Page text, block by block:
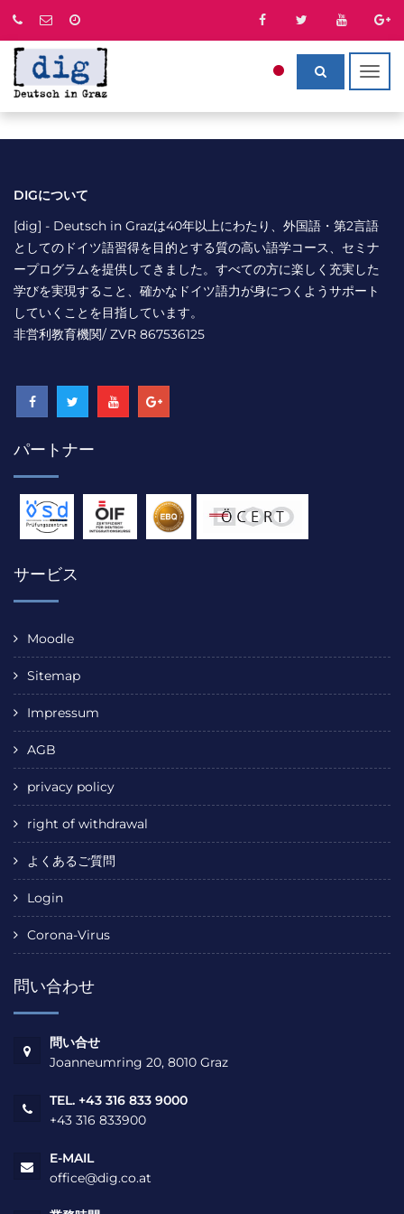
DIGについて
[dig] - Deutsch in Grazは40年以上にわたり、外国語・第2言語
としてのドイツ語習得を目的とする質の高い語学コース、セミナ
ープログラムを提供してきました。すべての方に楽しく充実した
学びを実現すること、確かなドイツ語力が身につくようサポート
していくことを目指しています。
非営利教育機関/ ZVR 867536125
パートナー
サービス
Moodle
Sitemap
Impressum
AGB
privacy policy
right of withdrawal
よくあるご質問
Login
Corona-Virus
問い合わせ
問い合せ
Joanneumring 20, 8010 Graz
TEL. +43 316 833 9000
+43 316 833900
E-MAIL
office@dig.co.at